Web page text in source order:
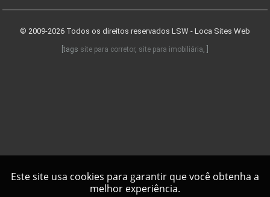
© 2009-2026 Todos os direitos reservados LSW - Loca Sites Web
[tags site para corretor, site para imobiliária
Este site usa cookies para garantir que você obtenha a
melhor experiência.